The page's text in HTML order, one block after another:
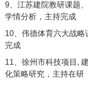
9 、江苏建院教研课题
学情分析，主持完成
10 、伟德体育六大战
完成
11 、徐州市科技项目 ,
化策略研究，主持在研